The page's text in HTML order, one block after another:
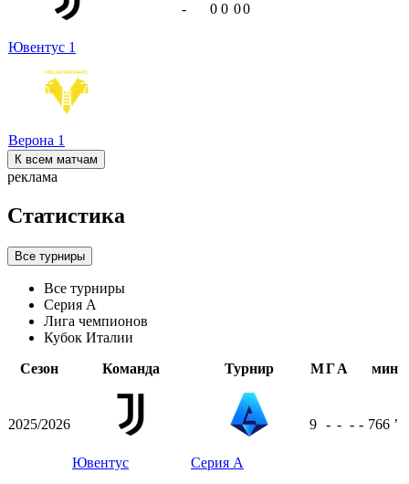
Ювентус 1
Верона 1
- 0 0 00
К всем матчам
реклама
Статистика
Все турниры
Все турниры
Серия А
Лига чемпионов
Кубок Италии
Сезон
Команда Турнир МГА мин
2025/2026
Ювентус Серия А
9 - - - - 766 ʼ